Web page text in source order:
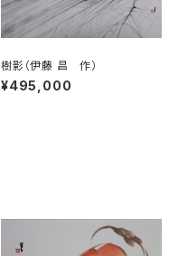
樹影（伊藤 昌 作）
¥495,000